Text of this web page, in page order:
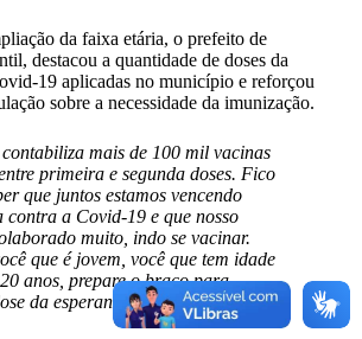
da faixa etária, o prefeito de
destacou a quantidade de doses da
19 aplicadas no município e reforçou
sobre a necessidade da imunização.
mais de 100 mil vacinas
primeira e segunda doses. Fico
que juntos estamos vencendo
contra a Covid-19 e que nosso
muito, indo se vacinar.
que é jovem, você que tem idade
anos, prepare o braço para
da esperança”, frisou.